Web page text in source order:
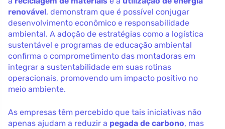
renovável, demonstram que é possível conjugar
desenvolvimento econômico e responsabilidade
ambiental. A adoção de estratégias como a logística
sustentável e programas de educação ambiental
confirma o comprometimento das montadoras em
integrar a sustentabilidade em suas rotinas
operacionais, promovendo um impacto positivo no
meio ambiente.
As empresas têm percebido que tais iniciativas não
apenas ajudam a reduzir a pegada de carbono, mas